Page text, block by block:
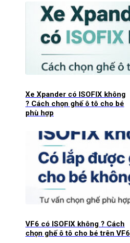
Xe Xpander có ISOFIX không
? Cách chọn ghế ô tô cho bé
phù hợp
VF6 có ISOFIX không ? Cách
chọn ghế ô tô cho bé trên VF6